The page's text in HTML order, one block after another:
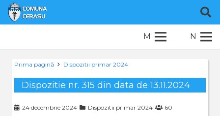
M N
Prima pagină Dispozitii primar 2024
Dispozitie nr. 315 din data de 13.11.2024
24 decembrie 2024 Dispozitii primar 2024 60